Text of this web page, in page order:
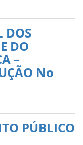
DOS
DO
–
No
PÚBLICO